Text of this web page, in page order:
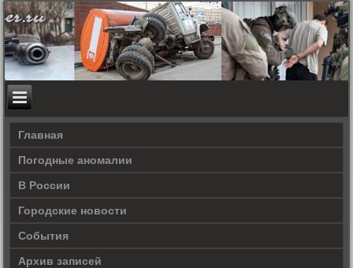
Главная
Погодные аномалии
В России
Городские новости
События
Архив записей